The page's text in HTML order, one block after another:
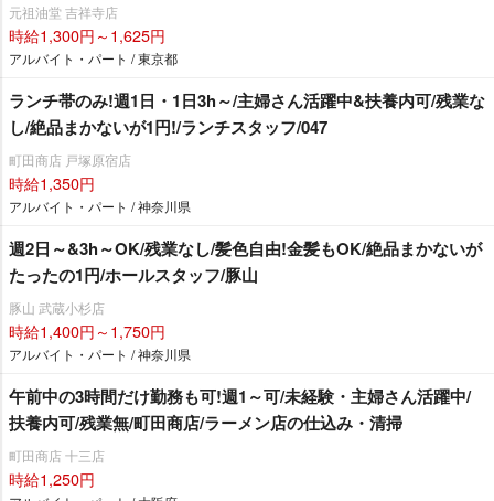
元祖油堂 吉祥寺店
時給1,300円～1,625円
アルバイト・パート / 東京都
ランチ帯のみ!週1日・1日3h～/主婦さん活躍中&扶養内可/残業な
し/絶品まかないが1円!/ランチスタッフ/047
町田商店 戸塚原宿店
時給1,350円
アルバイト・パート / 神奈川県
週2日～&3h～OK/残業なし/髪色自由!金髪もOK/絶品まかないが
たったの1円/ホールスタッフ/豚山
豚山 武蔵小杉店
時給1,400円～1,750円
アルバイト・パート / 神奈川県
午前中の3時間だけ勤務も可!週1～可/未経験・主婦さん活躍中/
扶養内可/残業無/町田商店/ラーメン店の仕込み・清掃
町田商店 十三店
時給1,250円